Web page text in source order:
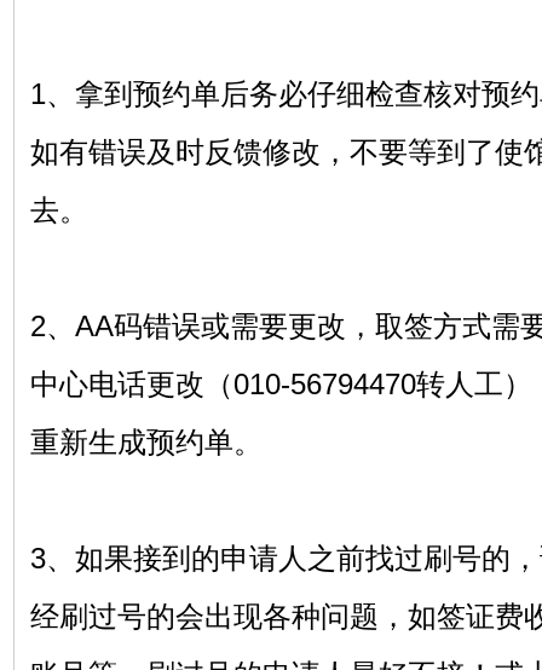
1、拿到预约单后务必仔细检查核对预
如有错误及时反馈修改，不要等到了使
去。
2、AA码错误或需要更改，取签方式需
中心电话更改（010-56794470转人工
重新生成预约单。
3、如果接到的申请人之前找过刷号的
经刷过号的会出现各种问题，如签证费